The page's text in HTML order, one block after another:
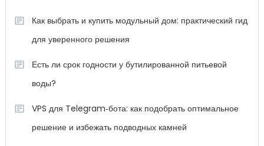
Как выбрать и купить модульный дом: практический гид
для уверенного решения
Есть ли срок годности у бутилированной питьевой
воды?
VPS для Telegram‑бота: как подобрать оптимальное
решение и избежать подводных камней